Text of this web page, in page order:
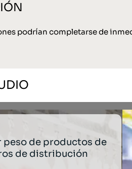
podrían completarse de
peso de productos de
de distribución